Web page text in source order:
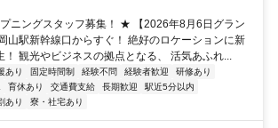
ニングスタッフ募集！ ★ 【2026年8月6日グラン
山駅新幹線口からすぐ！ 絶好のロケーションに新
！ 観光やビジネスの拠点となる、 活気あふれ...
あり 固定時間制 経験不問 経験者歓迎
研修あり
育休あり 交通費支給 長期歓迎
駅近5分以内
あり 寮・社宅あり